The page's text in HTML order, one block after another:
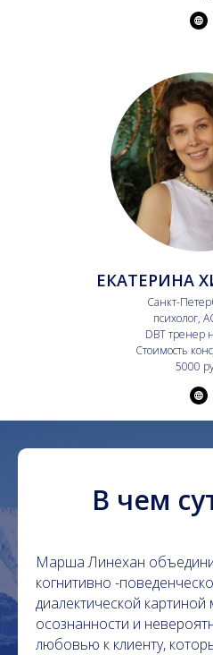
ЕКАТЕРИНА
Санкт-
психолог,
DBT тренер
Стоимость
5000
В чем
Марша Линехан
когнитивно -
диалектической
осознанности и
любовью к клиенту,